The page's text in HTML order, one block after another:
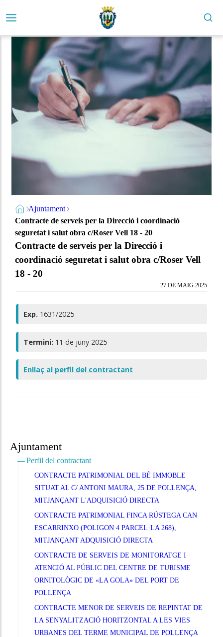
Ajuntament
Contracte de serveis per la Direcció i coordinació
seguretat i salut obra c/Roser Vell 18 - 20
Contracte de serveis per la Direcció i
coordinació seguretat i salut obra c/Roser Vell
18 - 20
Ajuntament
Perfil del contractant
CONTRACTE PATRIMONIAL DEL BÉ IMMOBLE
SITUAT AL C/ ANTONI MAURA, 25 DE POLLENÇA,
MITJANÇANT L'ADQUISICIÓ DIRECTA
CONTRACTE PATRIMONIAL FINCA RÚSTEGA CAN
ESCARRINXO (POLIGON 4 PARCEL·LA 268),
MITJANÇANT ADQUISICIÓ DIRECTA
CONTRACTE DE SERVEIS DE MONITORATGE I
ATENCIÓ AL PÚBLIC DEL CENTRE DE TURISME
ORNITOLÒGIC DE «LA GOLA» DEL PORT DE
POLLENÇA
CONTRACTE MENOR DE SERVEIS DE REPINTAT DE
LA SENYALITZACIÓ HORITZONTAL A LES VIES
URBANES DEL TERME MUNICIPAL DE POLLENÇA
27 DE MAIG 2025
Exp. 1631/2025
Termini: 11 de juny 2025
Enllaç al perfil del contractant